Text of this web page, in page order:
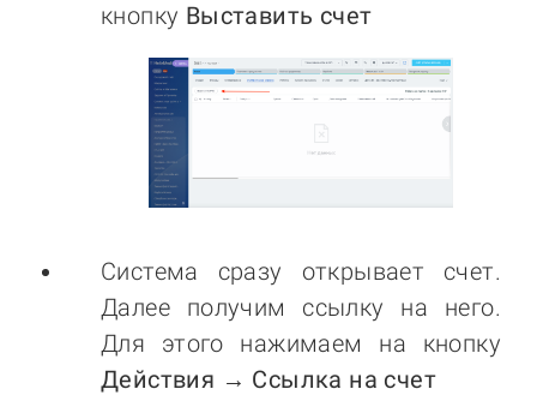
кнопку Выставить счет
Система сразу открывает счет.
Далее получим ссылку на него.
Для этого нажимаем на кнопку
Действия → Ссылка на счет